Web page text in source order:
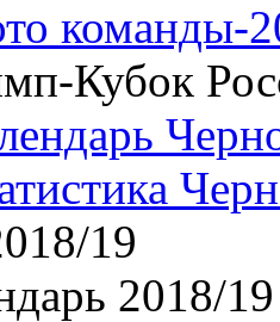
команды-
Кубок
19
2018/19